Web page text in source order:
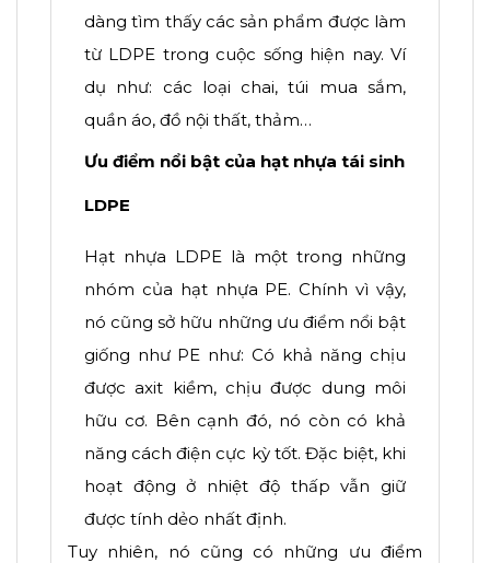
dàng tìm thấy các sản phẩm được làm
từ LDPE trong cuộc sống hiện nay. Ví
dụ như: các loại chai, túi mua sắm,
quần áo, đồ nội thất, thảm…
Ưu điểm nổi bật của hạt nhựa tái sinh
LDPE
Hạt nhựa LDPE là một trong những
nhóm của hạt nhựa PE. Chính vì vậy,
nó cũng sở hữu những ưu điểm nổi bật
giống như PE như: Có khả năng chịu
được axit kiềm, chịu được dung môi
hữu cơ. Bên cạnh đó, nó còn có khả
năng cách điện cực kỳ tốt. Đặc biệt, khi
hoạt động ở nhiệt độ thấp vẫn giữ
được tính dẻo nhất định.
Tuy nhiên, nó cũng có những ưu điểm